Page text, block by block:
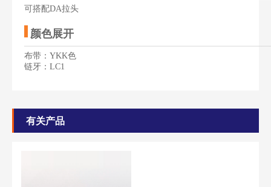
可搭配DA拉头
颜色展开
布带：YKK色
链牙：LC1
有关产品